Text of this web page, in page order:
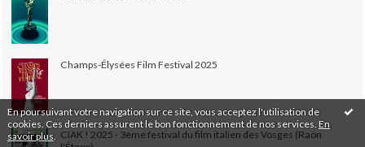
En poursuivant votre navigation sur ce site, vous acceptez l'utilisation de
cookies. Ces derniers assurent le bon fonctionnement de nos services. En
savoir plus
Champs-Élysées Film Festival 2025
CIAK ! 2025 - 3ème festival du film italien des Vosges (Raon